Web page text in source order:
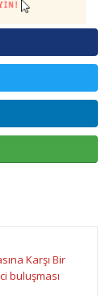
Karşı Bir
buluşması